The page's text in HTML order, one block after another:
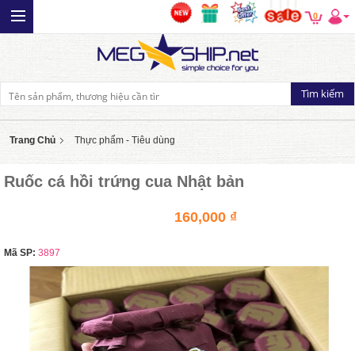
0
Trang Chủ Thực phẩm - Tiêu dùng
Ruốc cá hồi trứng cua Nhật bản
160,000 ₫
Mã SP: 3897